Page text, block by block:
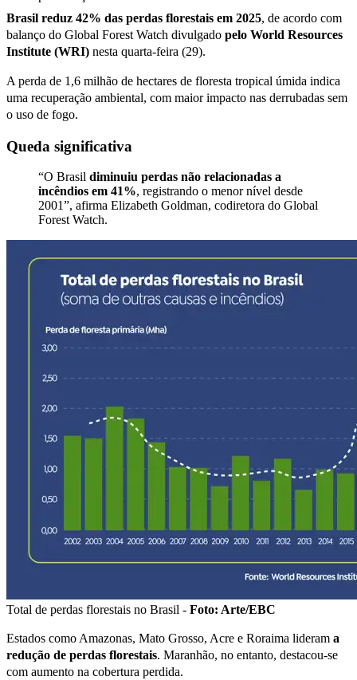
Brasil reduz 42% das perdas florestais em 2025, de acordo com
balanço do Global Forest Watch divulgado pelo World Resources
Institute (WRI) nesta quarta-feira (29).
A perda de 1,6 milhão de hectares de floresta tropical úmida indica
uma recuperação ambiental, com maior impacto nas derrubadas sem
o uso de fogo.
Queda significativa
“O Brasil diminuiu perdas não relacionadas a
incêndios em 41%, registrando o menor nível desde
2001”, afirma Elizabeth Goldman, codiretora do Global
Forest Watch.
Total de perdas florestais no Brasil - Foto: Arte/EBC
Estados como Amazonas, Mato Grosso, Acre e Roraima lideram a
redução de perdas florestais. Maranhão, no entanto, destacou-se
com aumento na cobertura perdida.